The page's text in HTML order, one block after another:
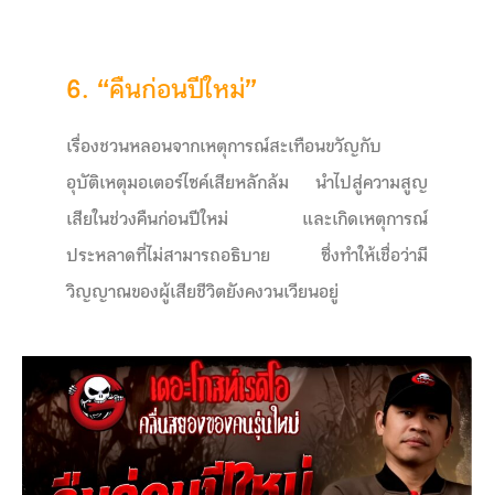
6. “คืนก่อนปีใหม่”
เรื่องชวนหลอนจากเหตุการณ์สะเทือนขวัญกับ
อุบัติเหตุมอเตอร์ไซค์เสียหลักล้ม นำไปสู่ความสูญ
เสียในช่วงคืนก่อนปีใหม่ และเกิดเหตุการณ์
ประหลาดที่ไม่สามารถอธิบาย ซึ่งทำให้เชื่อว่ามี
วิญญาณของผู้เสียชีวิตยังคงวนเวียนอยู่